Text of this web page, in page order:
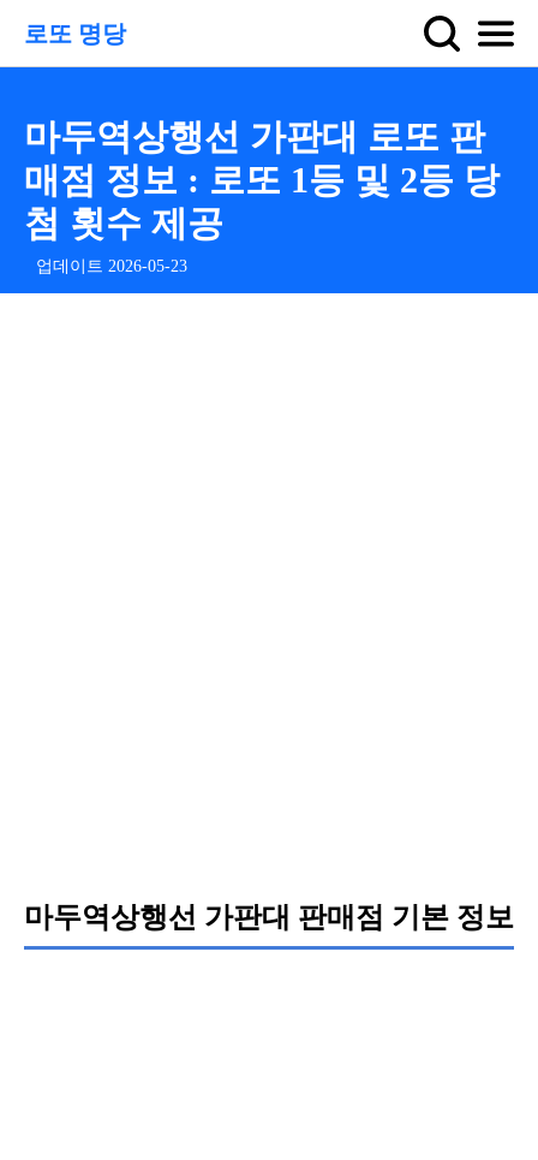
로또 명당
마두역상행선 가판대 로또 판
매점 정보 : 로또 1등 및 2등 당
첨 횟수 제공
업데이트 2026-05-23
마두역상행선 가판대 판매점 기본 정보